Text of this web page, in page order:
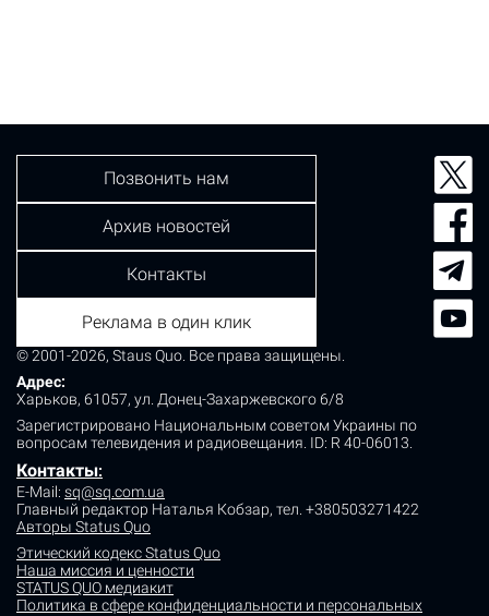
© 2001-2026, Staus Quo. Все права защищены.
Адрес:
Харьков, 61057, ул. Донец-Захаржевского 6/8
Зарегистрировано Национальным советом Украины по
вопросам телевидения и радиовещания. ID: R 40-06013.
Контакты:
E-Mail: sq@sq.com.ua
Главный редактор Наталья Кобзар, тел. +380503271422
Авторы Status Quo
Этический кодекс Status Quo
Наша миссия и ценности
STATUS QUO медиакит
Политика в сфере конфиденциальности и персональных
Позвонить нам
Архив новостей
Контакты
Реклама в один клик